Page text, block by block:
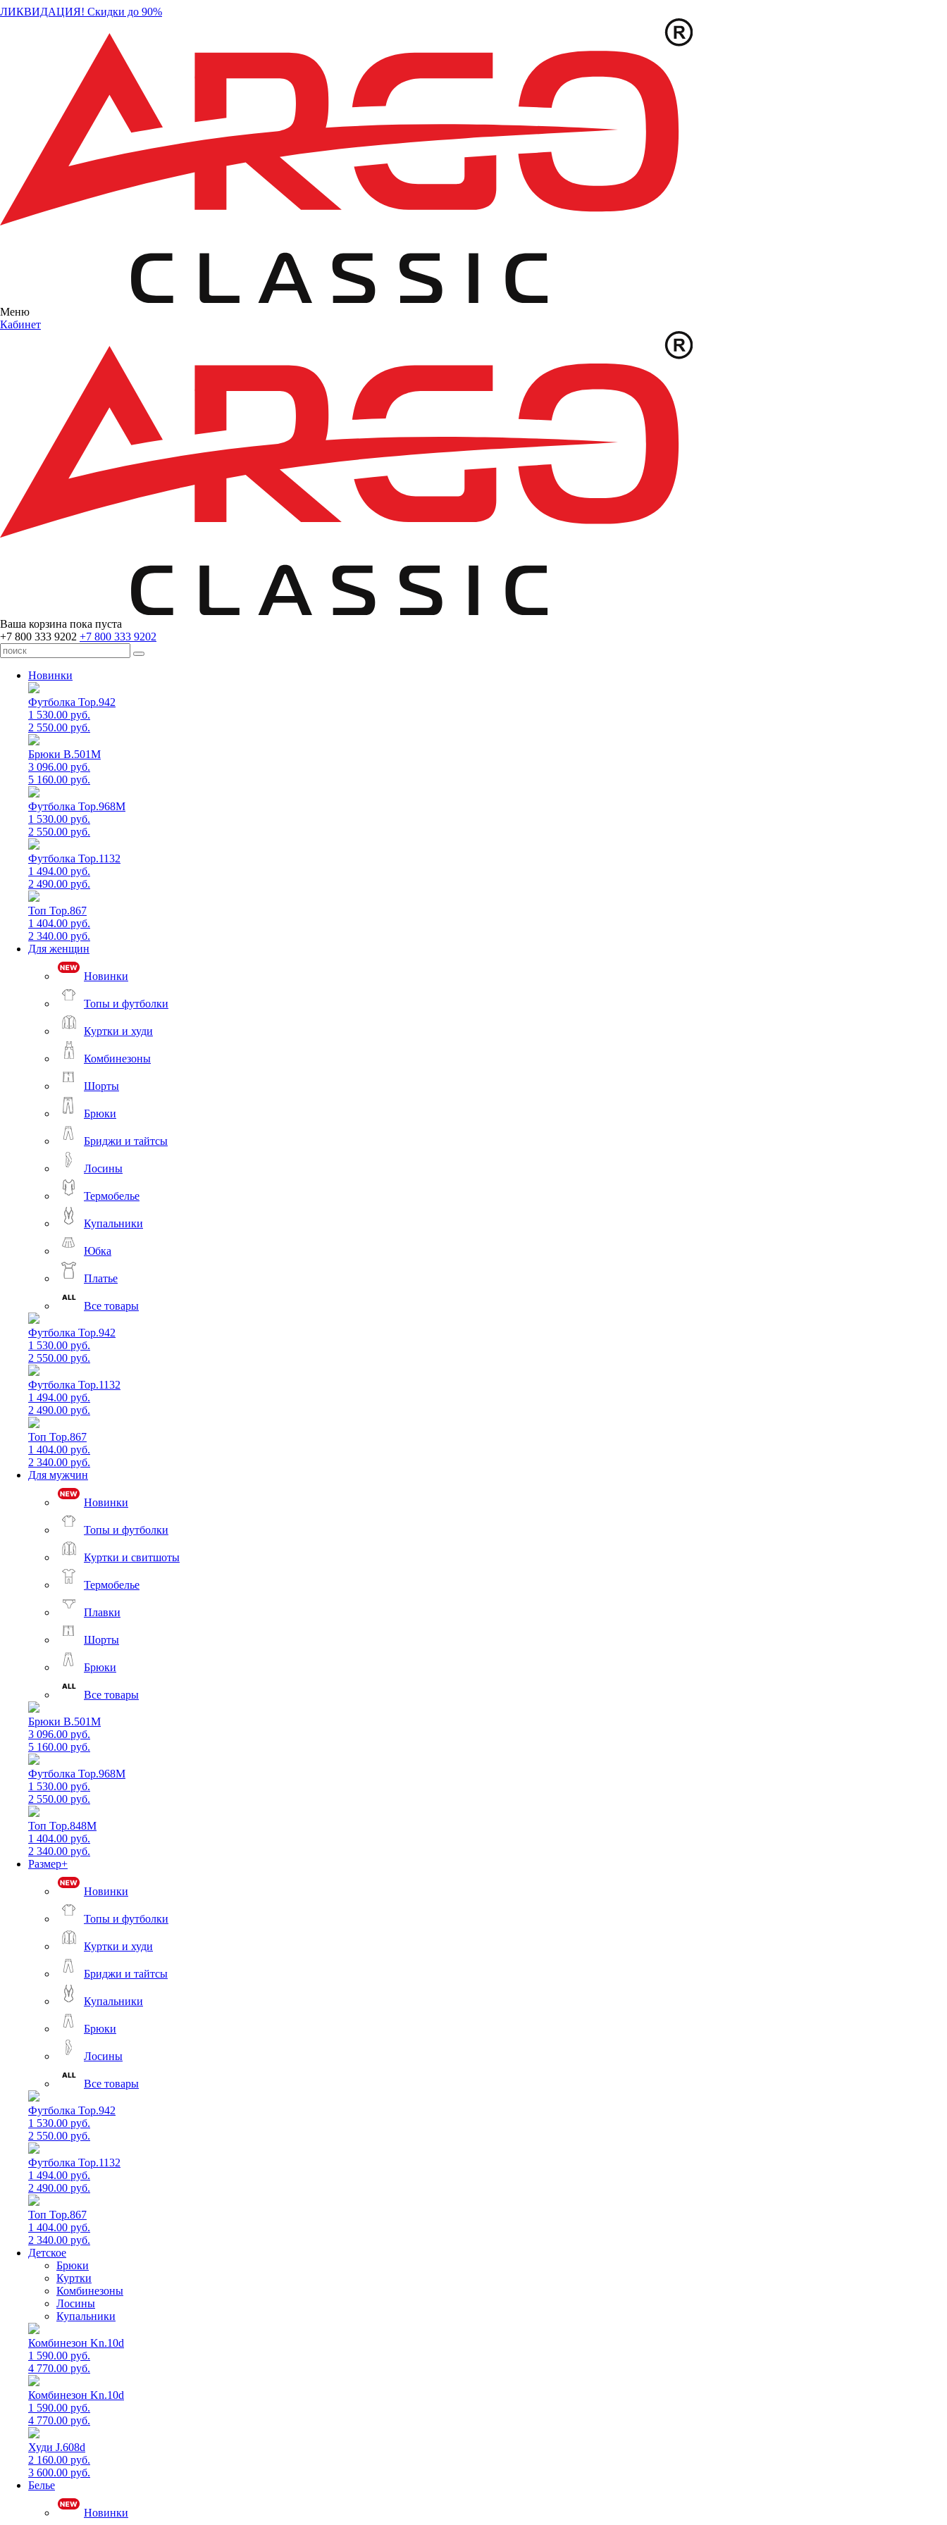
ЛИКВИДАЦИЯ! Скидки до 90%
Меню
Кабинет
Ваша корзина пока пуста
+7 800 333 9202 +7 800 333 9202
Новинки
Футболка Top.942
1 530.00 руб.
2 550.00 руб.
Брюки B.501M
3 096.00 руб.
5 160.00 руб.
Футболка Top.968M
1 530.00 руб.
2 550.00 руб.
Футболка Top.1132
1 494.00 руб.
2 490.00 руб.
Топ Top.867
1 404.00 руб.
2 340.00 руб.
Для женщин
Новинки
Топы и футболки
Куртки и худи
Комбинезоны
Шорты
Брюки
Бриджи и тайтсы
Лосины
Термобелье
Купальники
Юбка
Платье
Все товары
Футболка Top.942
1 530.00 руб.
2 550.00 руб.
Футболка Top.1132
1 494.00 руб.
2 490.00 руб.
Топ Top.867
1 404.00 руб.
2 340.00 руб.
Для мужчин
Новинки
Топы и футболки
Куртки и свитшоты
Термобелье
Плавки
Шорты
Брюки
Все товары
Брюки B.501M
3 096.00 руб.
5 160.00 руб.
Футболка Top.968M
1 530.00 руб.
2 550.00 руб.
Топ Top.848M
1 404.00 руб.
2 340.00 руб.
Размер+
Новинки
Топы и футболки
Куртки и худи
Бриджи и тайтсы
Купальники
Брюки
Лосины
Все товары
Футболка Top.942
1 530.00 руб.
2 550.00 руб.
Футболка Top.1132
1 494.00 руб.
2 490.00 руб.
Топ Top.867
1 404.00 руб.
2 340.00 руб.
Детское
Брюки
Куртки
Комбинезоны
Лосины
Купальники
Комбинезон Kn.10d
1 590.00 руб.
4 770.00 руб.
Комбинезон Kn.10d
1 590.00 руб.
4 770.00 руб.
Худи J.608d
2 160.00 руб.
3 600.00 руб.
Белье
Новинки